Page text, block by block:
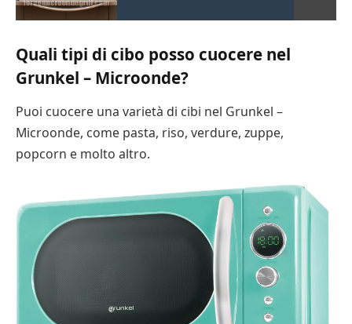
Quali tipi di cibo posso cuocere nel
Grunkel – Microonde?
Puoi cuocere una varietà di cibi nel Grunkel –
Microonde, come pasta, riso, verdure, zuppe,
popcorn e molto altro.